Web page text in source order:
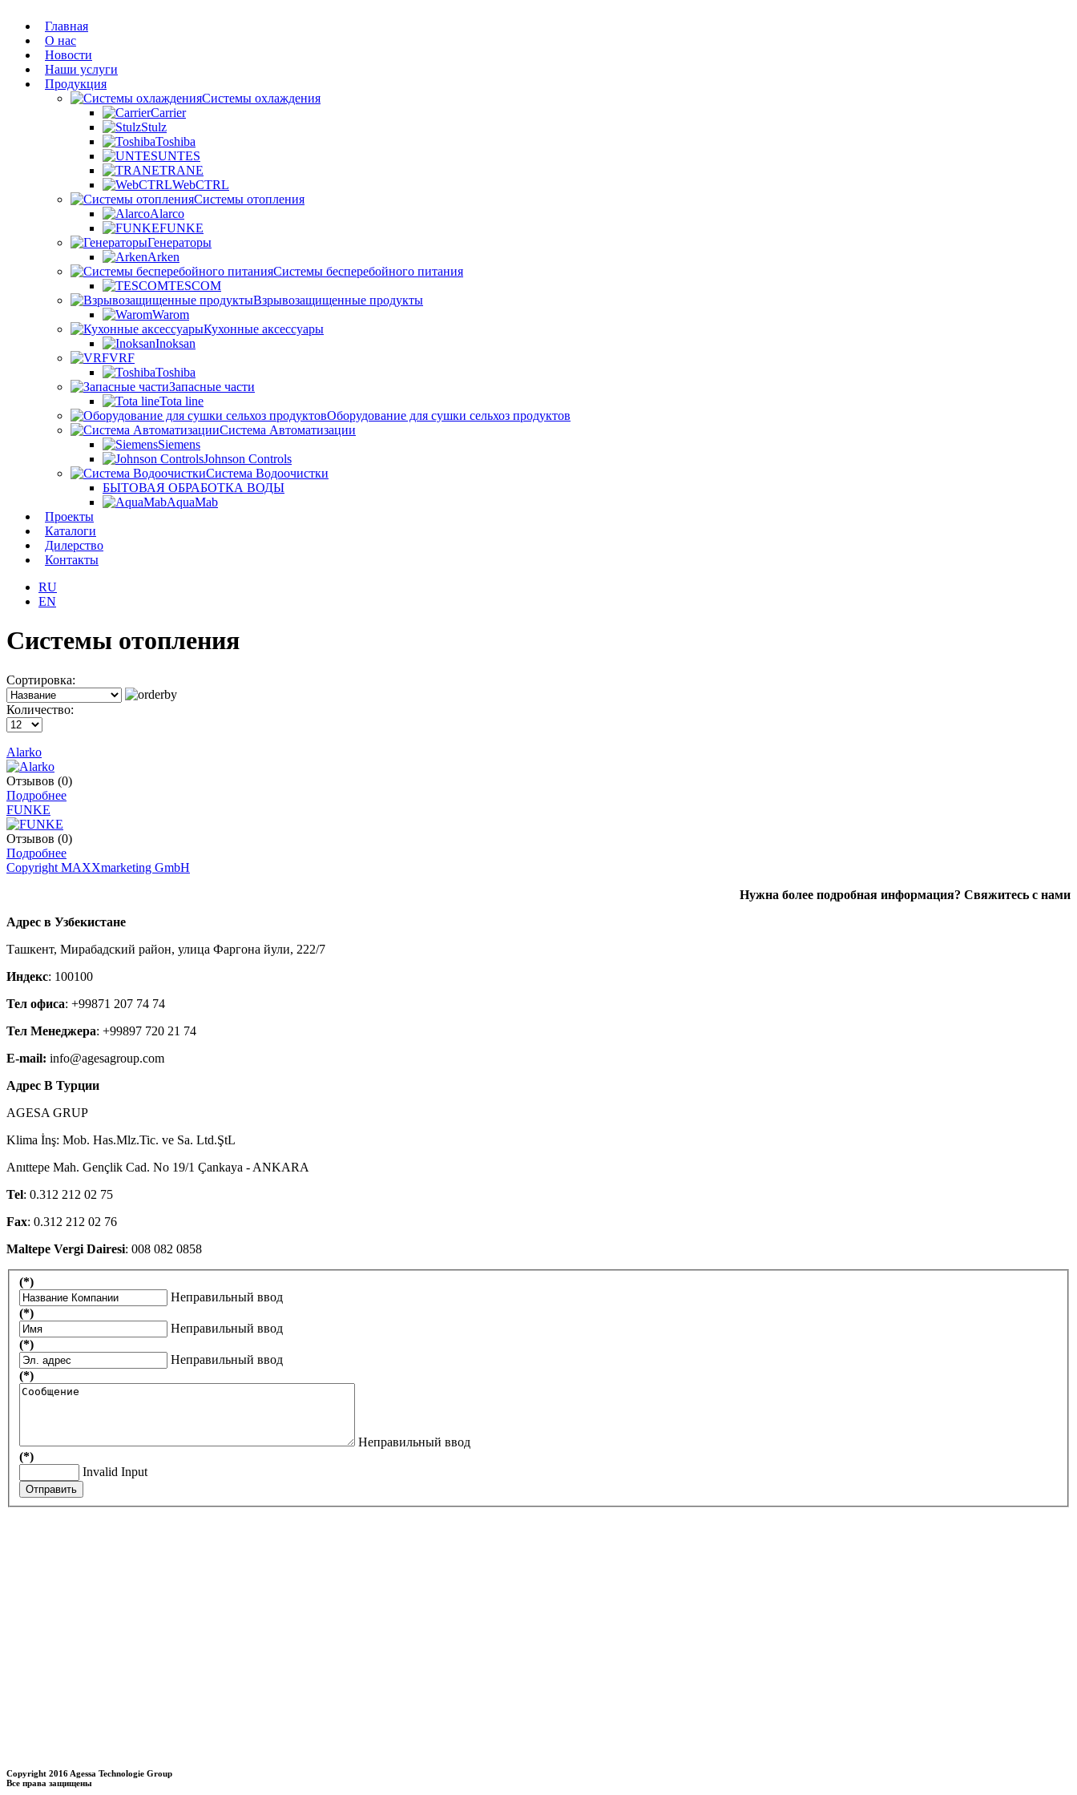
Главная
О нас
Новости
Наши услуги
Продукция
Системы охлаждения
Carrier
Stulz
Toshiba
UNTES
TRANE
WebCTRL
Системы отопления
Alarco
FUNKE
Генераторы
Arken
Системы бесперебойного питания
TESCOM
Взрывозащищенные продукты
Warom
Кухонные аксессуары
Inoksan
VRF
Toshiba
Запасные части
Tota line
Оборудование для сушки сельхоз продуктов
Система Автоматизации
Siemens
Johnson Controls
Система Водоочистки
БЫТОВАЯ ОБРАБОТКА ВОДЫ
AquaMab
Проекты
Каталоги
Дилерство
Контакты
RU
EN
Системы отопления
Сортировка:
Количество:
Alarko
Отзывов (0)
Подробнее
FUNKE
Отзывов (0)
Подробнее
Copyright MAXXmarketing GmbH
Нужна более подробная информация? Свяжитесь с нами
Адрес в Узбекистане
Ташкент, Мирабадский район, улица Фаргона йули, 222/7
Индекс: 100100
Тел офиса: +99871 207 74 74
Тел Менеджера: +99897 720 21 74
E-mail: info@agesagroup.com
Адрес В Турции
AGESA GRUP
Klima İnş: Mob. Has.Mlz.Tic. ve Sa. Ltd.ŞtL
Anıttepe Mah. Gençlik Cad. No 19/1 Çankaya - ANKARA
Tel: 0.312 212 02 75
Fax: 0.312 212 02 76
Maltepe Vergi Dairesi: 008 082 0858
(*)
Неправильный ввод
(*)
Неправильный ввод
(*)
Неправильный ввод
(*)
Неправильный ввод
(*)
Invalid Input
Отправить
Copyright 2016 Agessa Technologie Group
Все права защищены